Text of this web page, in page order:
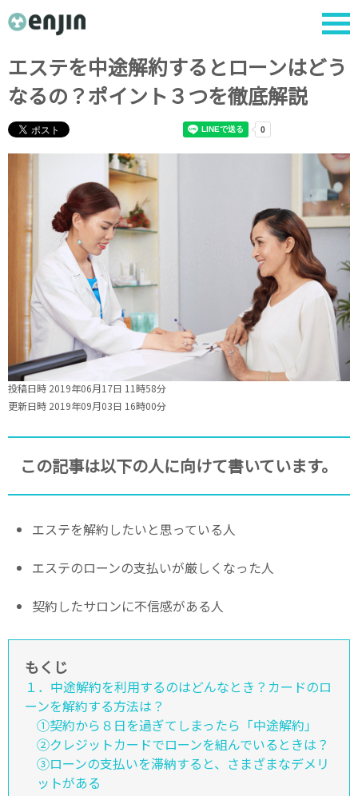
エステを中途解約するとローンはどう
なるの？ポイント３つを徹底解説
投稿日時 2019年06月17日 11時58分
更新日時 2019年09月03日 16時00分
この記事は以下の人に向けて書いています。
エステを解約したいと思っている人
エステのローンの支払いが厳しくなった人
契約したサロンに不信感がある人
もくじ
１．中途解約を利用するのはどんなとき？カードのロ
ーンを解約する方法は？
①契約から８日を過ぎてしまったら「中途解約」
②クレジットカードでローンを組んでいるときは？
③ローンの支払いを滞納すると、さまざまなデメリ
ットがある